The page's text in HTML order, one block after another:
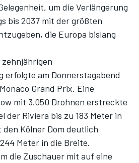
um die Verlängerung
bis 2037 mit der größten
die Europa bislang
erfolgte am Donnerstagabend
Grand Prix. Eine
mit 3.050 Drohnen erstreckte
der Riviera bis zu 183 Meter in
Kölner Dom deutlich
Meter in die Breite.
die Zuschauer mit auf eine